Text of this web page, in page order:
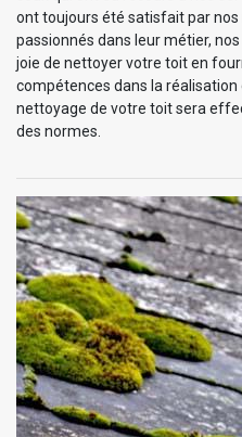
ont toujours été satisfait par nos
passionnés dans leur métier,
joie de nettoyer votre toit en
compétences dans la
nettoyage de votre toit sera
des normes.